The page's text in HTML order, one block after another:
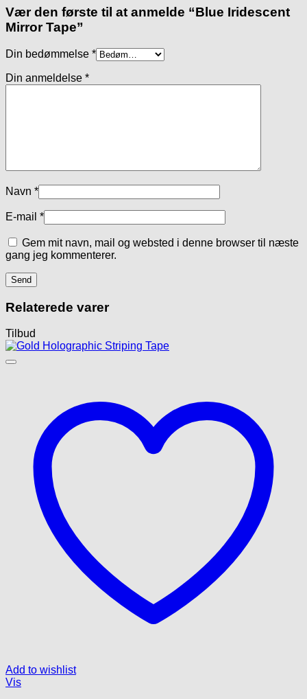
Vær den første til at anmelde “Blue Iridescent
Mirror Tape”
Din bedømmelse *
Din anmeldelse *
Navn *
E-mail *
Gem mit navn, mail og websted i denne browser til næste
gang jeg kommenterer.
Relaterede varer
Tilbud
Add to wishlist
Vis